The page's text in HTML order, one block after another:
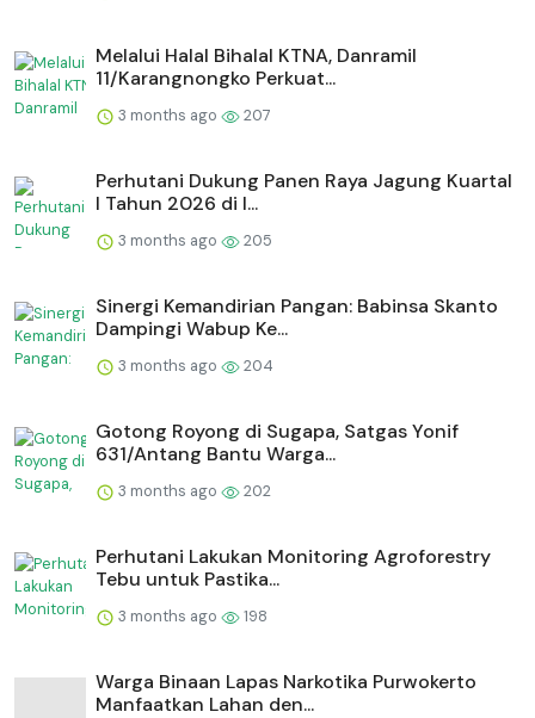
Melalui Halal Bihalal KTNA, Danramil
11/Karangnongko Perkuat...
3 months ago 207
Perhutani Dukung Panen Raya Jagung Kuartal
I Tahun 2026 di I...
3 months ago 205
Sinergi Kemandirian Pangan: Babinsa Skanto
Dampingi Wabup Ke...
3 months ago 204
Gotong Royong di Sugapa, Satgas Yonif
631/Antang Bantu Warga...
3 months ago 202
Perhutani Lakukan Monitoring Agroforestry
Tebu untuk Pastika...
3 months ago 198
Warga Binaan Lapas Narkotika Purwokerto
Manfaatkan Lahan den...